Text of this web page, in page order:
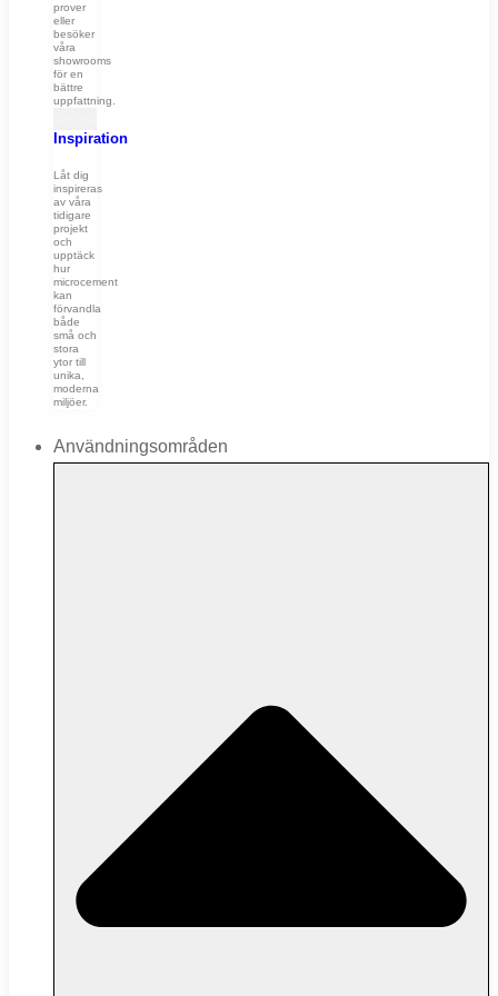
prover
eller
besöker
våra
showrooms
för en
bättre
uppfattning.
Inspiration
Låt dig
inspireras
av våra
tidigare
projekt
och
upptäck
hur
microcement
kan
förvandla
både
små och
stora
ytor till
unika,
moderna
miljöer.
Användningsområden